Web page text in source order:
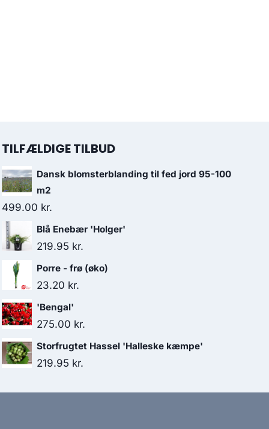
TILFÆLDIGE TILBUD
Dansk blomsterblanding til fed jord 95-100
m2
499.00 kr.
Blå Enebær 'Holger'
219.95 kr.
Porre - frø (øko)
23.20 kr.
'Bengal'
275.00 kr.
Storfrugtet Hassel 'Halleske kæmpe'
219.95 kr.